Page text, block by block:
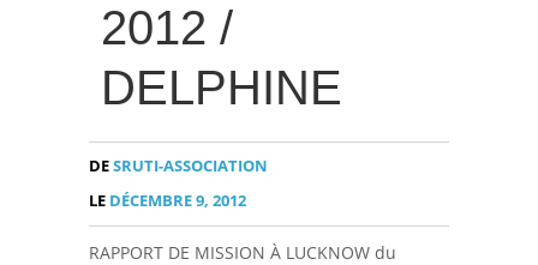
2012 /
DELPHINE
DESRUTI-ASSOCIATION
LE DÉCEMBRE 9, 2012
RAPPORT DE MISSION À LUCKNOW du